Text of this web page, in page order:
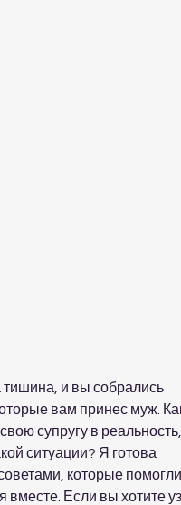
тишина, и вы собрались
вам принес муж.
супругу в
ситуации? Я готова
которые
Если вы хотите